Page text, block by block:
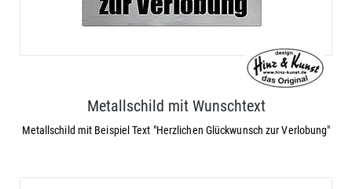
Metallschild mit Wunschtext
Metallschild mit Beispiel Text "Herzlichen Glückwunsch zur Verlobung"